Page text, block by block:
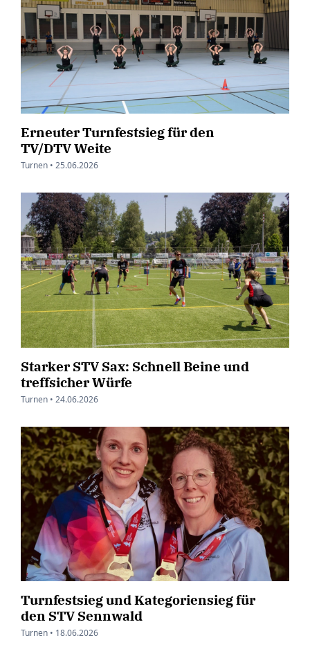
Erneuter Turnfestsieg für den
TV/DTV Weite
Turnen • 25.06.2026
Starker STV Sax: Schnell Beine und
treffsicher Würfe
Turnen • 24.06.2026
Turnfestsieg und Kategoriensieg für
den STV Sennwald
Turnen • 18.06.2026